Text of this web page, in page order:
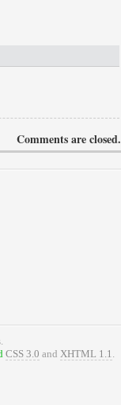
Comments are closed.
CSS 3.0 and XHTML 1.1.